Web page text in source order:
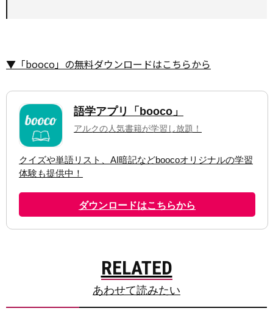
▼「booco」の無料ダウンロードはこちらから
RELATED
あわせて読みたい